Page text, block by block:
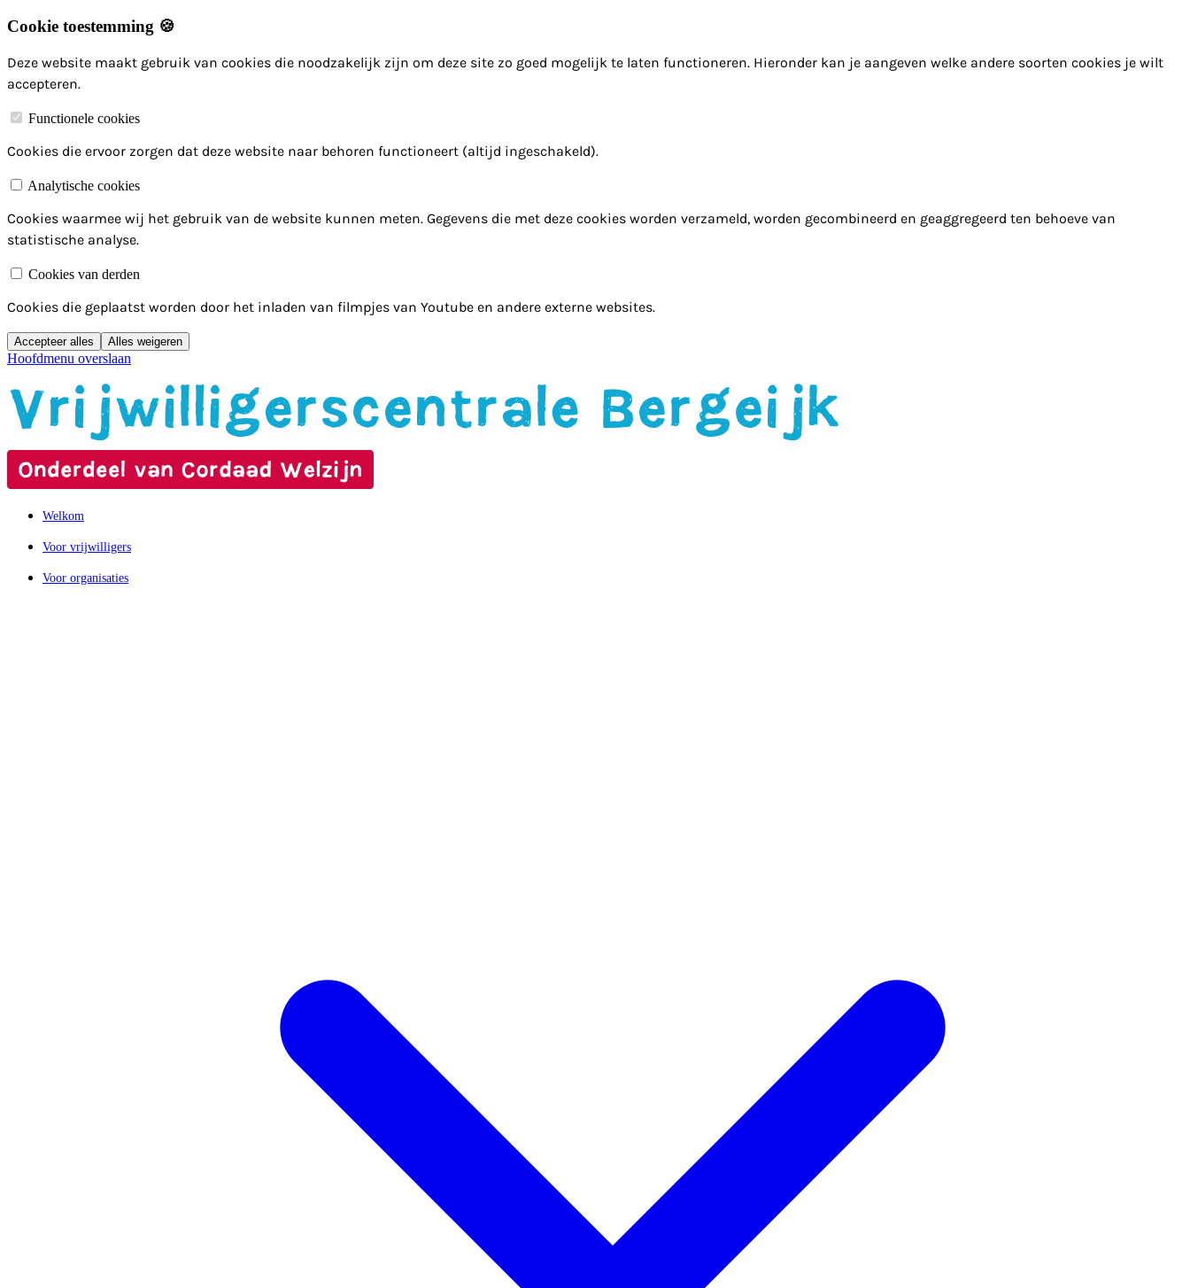
Cookie toestemming 🍪
Deze website maakt gebruik van cookies die noodzakelijk zijn om deze site zo goed mogelijk te laten functioneren. Hieronder kan je aangeven welke andere soorten cookies je wilt
accepteren.
Functionele cookies
Cookies die ervoor zorgen dat deze website naar behoren functioneert (altijd ingeschakeld).
Analytische cookies
Cookies waarmee wij het gebruik van de website kunnen meten. Gegevens die met deze cookies worden verzameld, worden gecombineerd en geaggregeerd ten behoeve van
statistische analyse.
Cookies van derden
Cookies die geplaatst worden door het inladen van filmpjes van Youtube en andere externe websites.
Accepteer alles Alles weigeren
Hoofdmenu overslaan
Welkom
Voor vrijwilligers
Voor organisaties